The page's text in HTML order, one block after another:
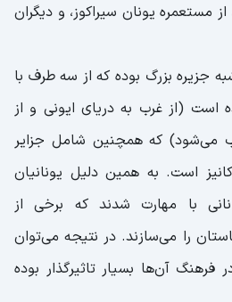
یونان سیراکوز، و دیگران
جزیره بزرگ بوده که از سه طرف با
است (از غرب به دریای ایونی و از
می‌شود) که همچنین شامل جزایر
است. به همین دلیل یونانیان
با مهارت شدند که برخی از
را می‌سازند. در نتیجه می‌توان
فرهنگ آن‌ها بسیار تاثیرگذار بوده